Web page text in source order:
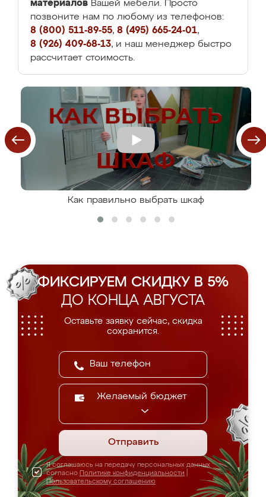
материалов Вашей мебели. Просто
позвоните нам по любому из телефонов:
8 (800) 511-89-55, 8 (495) 665-24-01,
8 (926) 409-68-13, и наш менеджер быстро
рассчитает стоимость.
Как правильно выбрать шкаф
ФИКСИРУЕМ СКИДКУ В 5%
ДО КОНЦА АВГУСТА
Оставьте заявку сейчас, скидка
сохранится.
Желаемый бюджет
Отправить
Я соглашаюсь на передачу персональных данных
согласно Политике конфиденциальности
Пользовательскому соглашению